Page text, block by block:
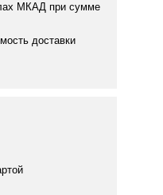
МКАД при сумме
доставки